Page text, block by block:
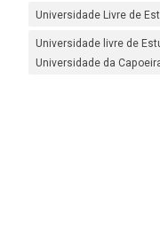
Universidade Livre de
Universidade livre de
Universidade da